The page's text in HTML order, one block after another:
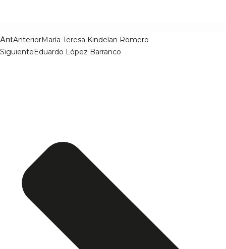
AntAnteriorMaría Teresa Kindelan Romero
SiguienteEduardo López Barranco